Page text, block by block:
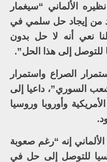
الألماني “سيغمار
من إيجاد حل سلمي في
نعي أنه لا حل بدون
للتوصل إلى هذا الحل”.
الصراع واستمرار
السوري”، داعيا إلى
وأوروبا وروسيا
إنه “رغم صعوبة
للتوصل إلى حل في